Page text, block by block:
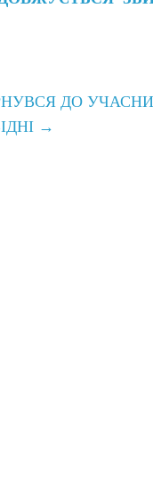
ДО
→